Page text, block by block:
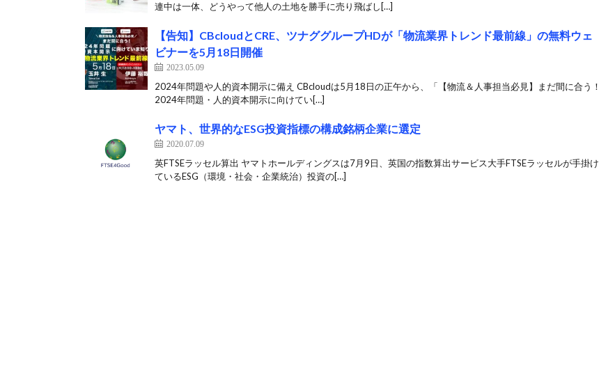
連中は一体、どうやって他人の土地を勝手に売り飛ばし[…]
【告知】CBcloudとCRE、ツナググループHDが「物流業界トレンド最前線」の無料ウェ
ビナーを5月18日開催
2023.05.09
2024年問題や人的資本開示に備え CBcloudは5月18日の正午から、「【物流＆人事担当必見】まだ間に合う！
2024年問題・人的資本開示に向けてい[…]
ヤマト、世界的なESG投資指標の構成銘柄企業に選定
2020.07.09
英FTSEラッセル算出 ヤマトホールディングスは7月9日、英国の指数算出サービス大手FTSEラッセルが手掛け
ているESG（環境・社会・企業統治）投資の[…]